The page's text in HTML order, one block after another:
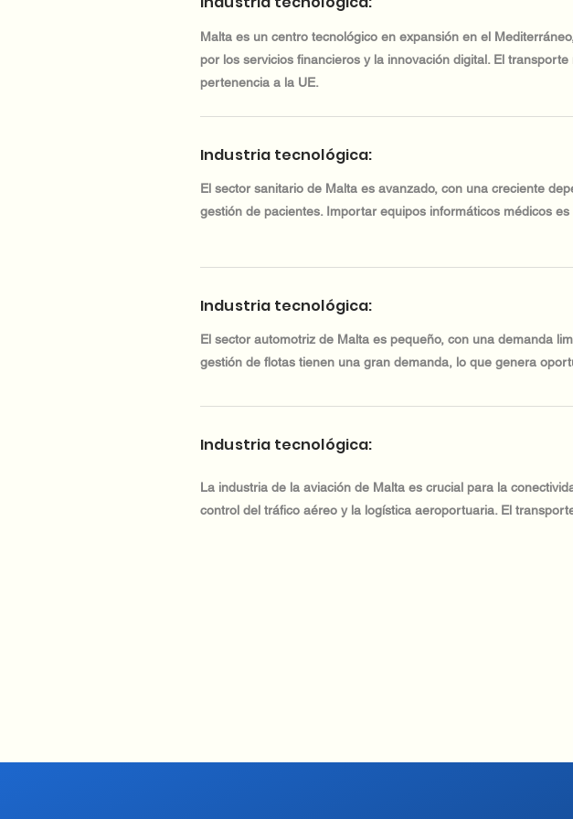
Malta es un centro tecnológico en expansión en el
por los servicios financieros y la innovación digital. El
pertenencia a la UE.
Industria tecnológica:
El sector sanitario de Malta es avanzado, con una creciente
gestión de pacientes. Importar equipos informáticos médicos
Industria tecnológica:
El sector automotriz de Malta es pequeño, con una demanda
gestión de flotas tienen una gran demanda, lo que genera
Industria tecnológica:
La industria de la aviación de Malta es crucial para la
control del tráfico aéreo y la logística aeroportuaria. El